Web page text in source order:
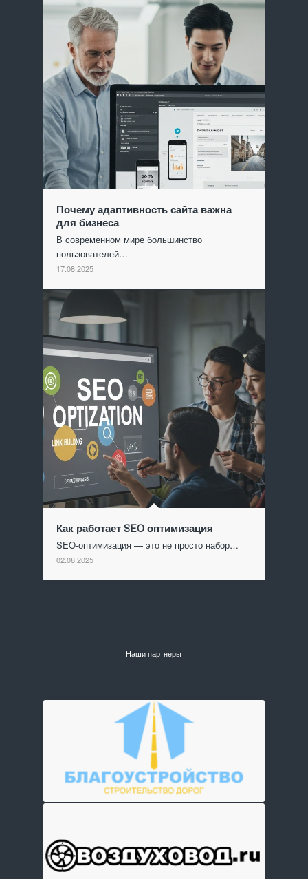
Почему адаптивность сайта важна
для бизнеса
В современном мире большинство
пользователей…
17.08.2025
Как работает SEO оптимизация
SEO-оптимизация — это не просто набор…
02.08.2025
Наши партнеры